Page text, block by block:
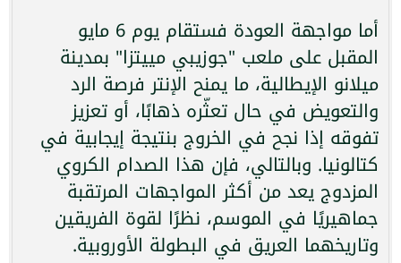
أما مواجهة العودة فستقام يوم 6 مايو
المقبل على ملعب "جوزيبي مييتزا" بمدينة
ميلانو الإيطالية، ما يمنح الإنتر فرصة الرد
والتعويض في حال تعثّره ذهابًا، أو تعزيز
تفوقه إذا نجح في الخروج بنتيجة إيجابية في
كتالونيا. وبالتالي، فإن هذا الصدام الكروي
المزدوج يعد من أكثر المواجهات المرتقبة
جماهيريًا في الموسم، نظرًا لقوة الفريقين
وتاريخهما العريق في البطولة الأوروبية.